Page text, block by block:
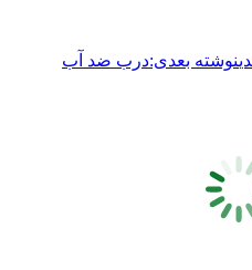
نوشته بعدی:درب ضد آب